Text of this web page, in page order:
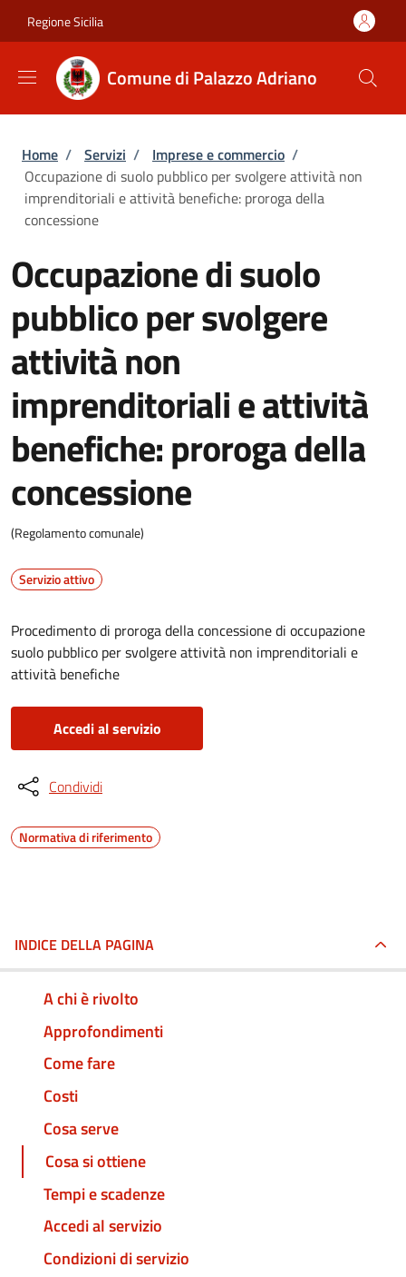
Regione Sicilia
Comune di Palazzo Adriano
Briciole di pane
Home / Servizi / Imprese e commercio /
Occupazione di suolo pubblico per svolgere attività non
imprenditoriali e attività benefiche: proroga della
concessione
Occupazione di suolo
pubblico per svolgere
attività non
imprenditoriali e attività
benefiche: proroga della
concessione
(Regolamento comunale)
Servizio attivo
Procedimento di proroga della concessione di occupazione
suolo pubblico per svolgere attività non imprenditoriali e
attività benefiche
Accedi al servizio
Condividi
Normativa di riferimento
INDICE DELLA PAGINA
A chi è rivolto
Approfondimenti
Come fare
Costi
Cosa serve
Cosa si ottiene
Tempi e scadenze
Accedi al servizio
Condizioni di servizio